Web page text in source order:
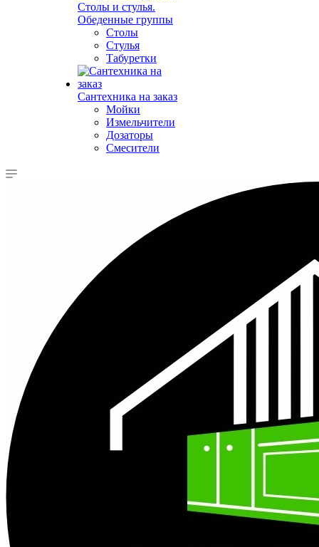
Столы и стулья.
Обеденные группы
Столы
Стулья
Табуретки
Сантехника на заказ
Мойки
Измельчители
Дозаторы
Смесители